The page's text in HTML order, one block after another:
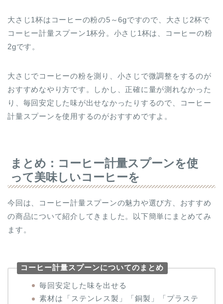
大さじ1杯はコーヒーの粉の5～6gですので、大さじ2杯で
コーヒー計量スプーン1杯分。小さじ1杯は、コーヒーの粉
2gです。
大さじでコーヒーの粉を測り、小さじで微調整をするのが
おすすめなやり方です。しかし、正確に量が測れなかった
り、毎回安定した味が出せなかったりするので、コーヒー
計量スプーンを使用するのがおすすめですよ。
まとめ：コーヒー計量スプーンを使
って美味しいコーヒーを
今回は、コーヒー計量スプーンの魅力や選び方、おすすめ
の商品について紹介してきました。以下簡単にまとめてみ
ます。
コーヒー計量スプーンについてのまとめ
毎回安定した味を出せる
素材は「ステンレス製」「銅製」「プラステ